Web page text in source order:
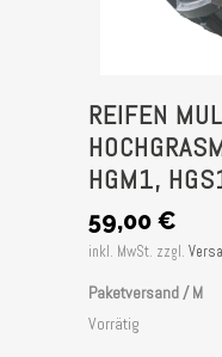
REIFEN
HGM1,
59,00 €
inkl. MwSt. zzgl.
Paketversand / M
Vorrätig